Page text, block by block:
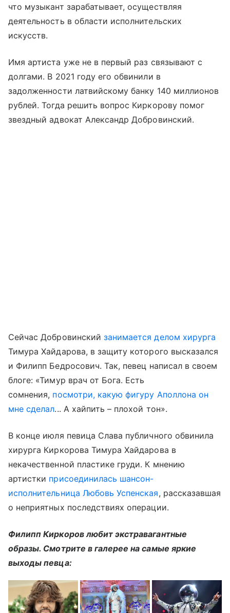
что музыкант зарабатывает, осуществляя
деятельность в области исполнительских
искусств.
Имя артиста уже не в первый раз связывают с
долгами. В 2021 году его обвинили в
задолженности латвийскому банку 140 миллионов
рублей. Тогда решить вопрос Киркорову помог
звездный адвокат Александр Добровинский.
Сейчас Добровинский занимается делом хирурга
Тимура Хайдарова, в защиту которого высказался
и Филипп Бедросович. Так, певец написал в своем
блоге: «Тимур врач от Бога. Есть
сомнения, посмотри, какую фигуру Аполлона он
мне сделал... А хайпить – плохой тон».
В конце июля певица Слава публичного обвинила
хирурга Киркорова Тимура Хайдарова в
некачественной пластике груди. К мнению
артистки присоединилась шансон-
исполнительница Любовь Успенская, рассказавшая
о неприятных последствиях операции.
Филипп Киркоров любит экстравагантные
образы. Смотрите в галерее на самые яркие
выходы певца: